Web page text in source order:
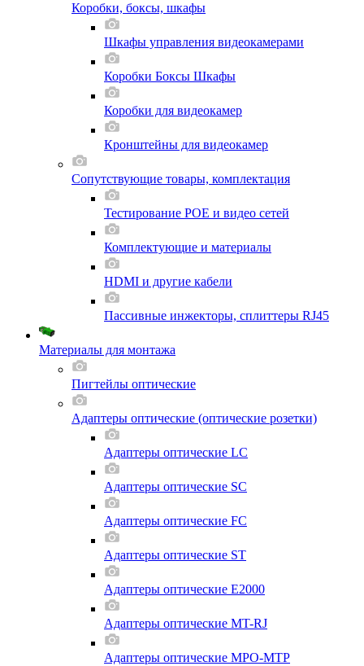
Коробки, боксы, шкафы
Шкафы управления видеокамерами
Коробки Боксы Шкафы
Коробки для видеокамер
Кронштейны для видеокамер
Сопутствующие товары, комплектация
Тестирование POE и видео сетей
Комплектующие и материалы
HDMI и другие кабели
Пассивные инжекторы, сплиттеры RJ45
Материалы для монтажа
Пигтейлы оптические
Адаптеры оптические (оптические розетки)
Адаптеры оптические LC
Адаптеры оптические SC
Адаптеры оптические FC
Адаптеры оптические ST
Адаптеры оптические E2000
Адаптеры оптические MT-RJ
Адаптеры оптические MPO-MTP